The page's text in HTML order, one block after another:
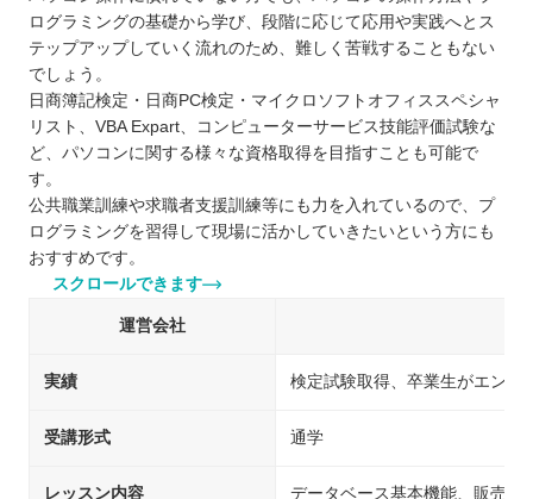
ログラミングの基礎から学び、段階に応じて応用や実践へとス
テップアップしていく流れのため、難しく苦戦することもない
でしょう。
日商簿記検定・日商PC検定・マイクロソフトオフィススペシャ
リスト、VBA Expart、コンピューターサービス技能評価試験な
ど、パソコンに関する様々な資格取得を目指すことも可能で
す。
公共職業訓練や求職者支援訓練等にも力を入れているので、プ
ログラミングを習得して現場に活かしていきたいという方にも
おすすめです。
スクロールできます
運営会社
実績 検定試験取得、卒業生がエンジ
受講形式 通学
レッスン内容 データベース基本機能、販売管